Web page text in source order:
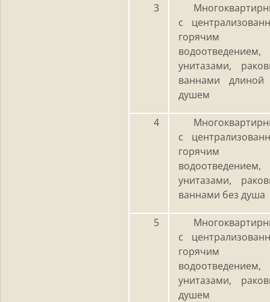
3
с
горячим
унитазами,
ваннами
душем
4
с
горячим
унитазами,
ваннами без душа
5
с
горячим
унитазами,
душем